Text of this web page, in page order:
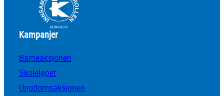
Kampanjer
Barneaksjonen
Skoleløpet
Ungdomsaksjonen